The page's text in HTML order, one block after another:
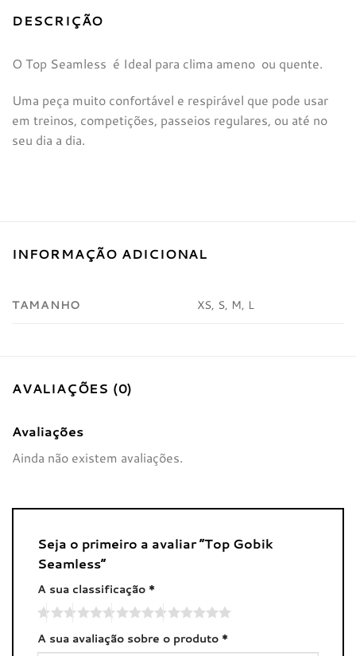
DESCRIÇÃO
O Top Seamless é Ideal para clima ameno ou quente.
Uma peça muito confortável e respirável que pode usar
em treinos, competições, passeios regulares, ou até no
seu dia a dia.
INFORMAÇÃO ADICIONAL
TAMANHO XS, S, M, L
AVALIAÇÕES (0)
Avaliações
Ainda não existem avaliações.
Seja o primeiro a avaliar “Top Gobik
Seamless”
A sua classificação *
A sua avaliação sobre o produto *